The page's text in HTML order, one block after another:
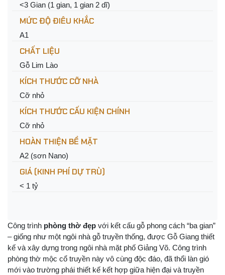
<3 Gian (1 gian, 1 gian 2 dĩ)
MỨC ĐỘ ĐIÊU KHẮC
A1
CHẤT LIỆU
Gỗ Lim Lào
KÍCH THƯỚC CỠ NHÀ
Cỡ nhỏ
KÍCH THƯỚC CẤU KIỆN CHÍNH
Cỡ nhỏ
HOÀN THIỆN BỀ MẶT
A2 (sơn Nano)
GIÁ (KINH PHÍ DỰ TRÙ)
< 1 tỷ
Công trình phòng thờ đẹp với kết cấu gỗ phong cách “ba gian”
– giống như một ngôi nhà gỗ truyền thống, được Gỗ Giang thiết
kế và xây dựng trong ngôi nhà mặt phố Giảng Võ. Công trình
phòng thờ mộc cổ truyền này vô cùng độc đáo, đã thổi làn gió
mới vào trường phái thiết kế kết hợp giữa hiện đại và truyền